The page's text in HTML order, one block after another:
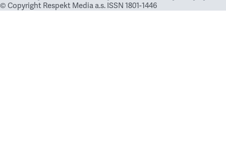
© Copyright Respekt Media a.s. ISSN 1801-1446